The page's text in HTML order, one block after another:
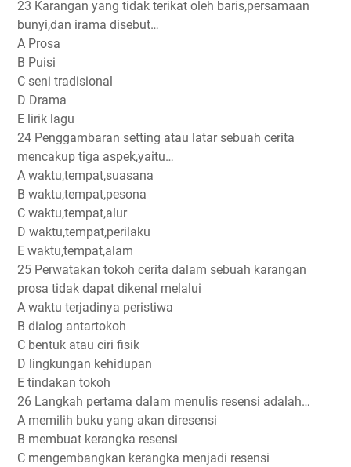
23 Karangan yang tidak terikat oleh baris,persamaan
bunyi,dan irama disebut…
A Prosa
B Puisi
C seni tradisional
D Drama
E lirik lagu
24 Penggambaran setting atau latar sebuah cerita
mencakup tiga aspek,yaitu…
A waktu,tempat,suasana
B waktu,tempat,pesona
C waktu,tempat,alur
D waktu,tempat,perilaku
E waktu,tempat,alam
25 Perwatakan tokoh cerita dalam sebuah karangan
prosa tidak dapat dikenal melalui
A waktu terjadinya peristiwa
B dialog antartokoh
C bentuk atau ciri fisik
D lingkungan kehidupan
E tindakan tokoh
26 Langkah pertama dalam menulis resensi adalah…
A memilih buku yang akan diresensi
B membuat kerangka resensi
C mengembangkan kerangka menjadi resensi